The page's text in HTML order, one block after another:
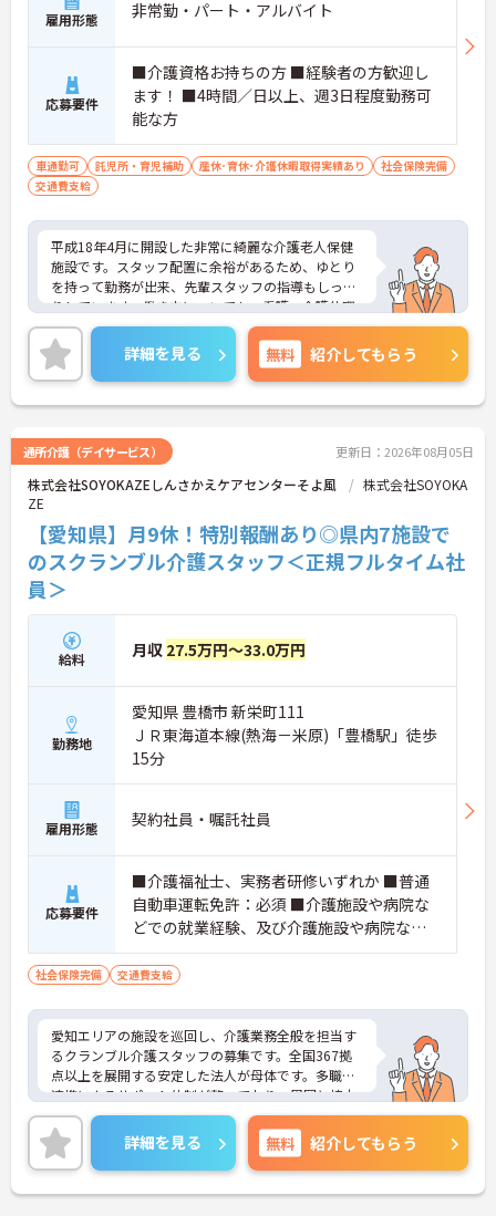
雇用形態 非常勤・パート・アルバイト
応募要件
■介護資格お持ちの方 ■経験者の方歓迎し
ます！ ■4時間／日以上、週3日程度勤務可
能な方
車通勤可 託児所・育児補助 産休･育休･介護休暇取得実績あり
社会保険完備
交通費支給
平成18年4月に開設した非常に綺麗な介護老人保健
施設です。スタッフ配置に余裕があるため、ゆとり
を持って勤務が出来、先輩スタッフの指導もしっか
りしています。働き方についても、看護・介護休暇
だけでなく育児休暇の取得実績もあり、施設求人で
は稀少な託児所もあるため 子育て中の方も安心で
す。ご興味のある方はぜひお気軽にお問い合わせく
ださい。
詳細を見る 無料 紹介してもらう
通所介護（デイサービス） 更新日：2026年08月05日
株式会社SOYOKAZEしんさかえケアセンターそよ風
株式会社SOYOKA
ZE
【愛知県】月9休！特別報酬あり◎県内7施設で
のスクランブル介護スタッフ＜正規フルタイム社
員＞
給料 月収 27.5万円～33.0万円
勤務地
愛知県 豊橋市 新栄町111
ＪＲ東海道本線(熱海－米原)「豊橋駅」徒歩
15分
雇用形態 契約社員・嘱託社員
応募要件
■介護福祉士、実務者研修いずれか ■普通
自動車運転免許：必須 ■介護施設や病院な
どでの就業経験、及び介護施設や病院など
での夜勤経験必須
社会保険完備 交通費支給
愛知エリアの施設を巡回し、介護業務全般を担当す
るクランブル介護スタッフの募集です。全国367拠
点以上を展開する安定した法人が母体です。多職種
連携によるサポート体制が整っており、周囲と協力
しながら業務に取り組める環境です。在宅系から入
居系まで幅広いサービスを提供しているため、様々
な経験を通じて介護のプロフェッショナルとしてス
キルアップが期待できます。また、日々の頑張りや
チームへの貢献を評価する特別報酬制度により、や
詳細を見る 無料 紹介してもらう